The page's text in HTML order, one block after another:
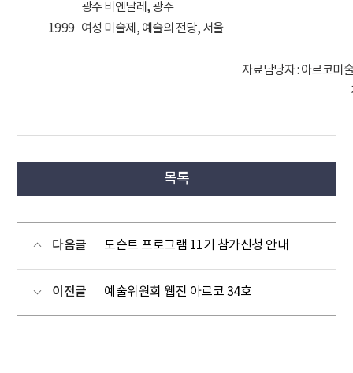
광주 비엔날레, 광주
1999 여성 미술제, 예술의 전당, 서울
자료담당자 : 아르코미
목록
다음글 도슨트 프로그램 11기 참가신청 안내
이전글 예술위원회 웹진 아르코 34호